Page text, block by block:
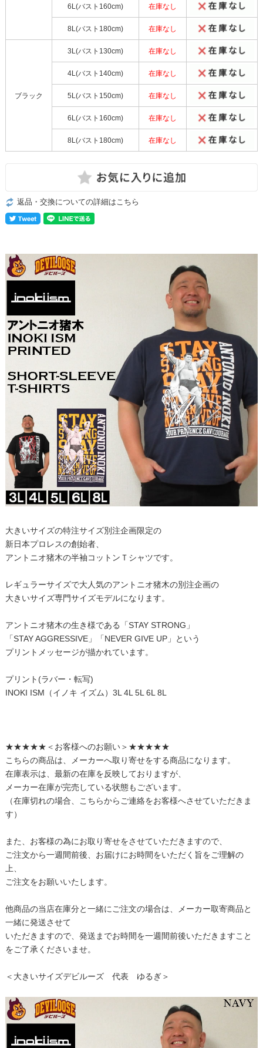
6L(バスト160cm) 在庫なし
8L(バスト180cm) 在庫なし
ブラック
3L(バスト130cm) 在庫なし
4L(バスト140cm) 在庫なし
5L(バスト150cm) 在庫なし
6L(バスト160cm) 在庫なし
8L(バスト180cm) 在庫なし
返品・交換についての詳細はこちら
大きいサイズの特注サイズ別注企画限定の
新日本プロレスの創始者、
アントニオ猪木の半袖コットンＴシャツです。
レギュラーサイズで大人気のアントニオ猪木の別注企画の
大きいサイズ専門サイズモデルになります。
アントニオ猪木の生き様である「STAY STRONG」
「STAY AGGRESSIVE」「NEVER GIVE UP」という
プリントメッセージが描かれています。
プリント(ラバー・転写)
INOKI ISM（イノキ イズム）3L 4L 5L 6L 8L
★★★★★＜お客様へのお願い＞★★★★★
こちらの商品は、メーカーへ取り寄せをする商品になります。
在庫表示は、最新の在庫を反映しておりますが、
メーカー在庫が完売している状態もございます。
（在庫切れの場合、こちらからご連絡をお客様へさせていただきま
す）
また、お客様の為にお取り寄せをさせていただきますので、
ご注文から一週間前後、お届けにお時間をいただく旨をご理解の
上、
ご注文をお願いいたします。
他商品の当店在庫分と一緒にご注文の場合は、メーカー取寄商品と
一緒に発送させて
いただきますので、発送までお時間を一週間前後いただきますこと
をご了承くださいませ。
＜大きいサイズデビルーズ 代表 ゆるぎ＞